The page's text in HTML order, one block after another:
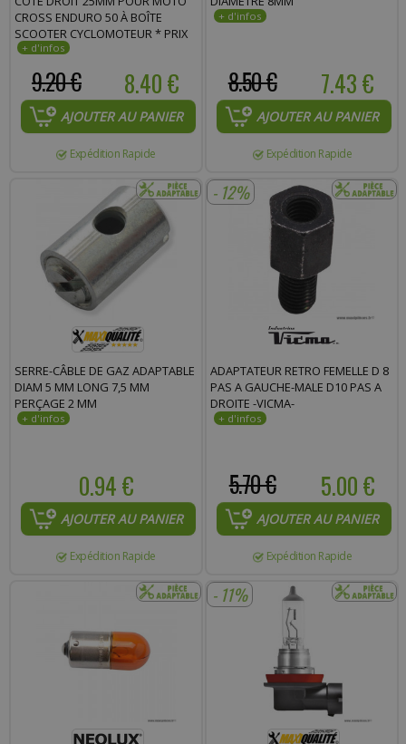
CROSS ENDURO 50 À BOÎTE
SCOOTER CYCLOMOTEUR * PRIX
SPÉCIAL !
8.40 €
9.20 €
AJOUTER AU PANIER
Expédition Rapide
7.43 €
8.50 €
AJOUTER AU PANIER
Expédition Rapide
SERRE-CÂBLE DE GAZ ADAPTABLE
DIAM 5 MM LONG 7,5 MM
PERÇAGE 2 MM
0.94 €
AJOUTER AU PANIER
Expédition Rapide
- 12%
ADAPTATEUR RETRO FEMELLE D 8
PAS A GAUCHE-MALE D10 PAS A
DROITE -VICMA-
5.00 €
5.70 €
AJOUTER AU PANIER
Expédition Rapide
- 11%